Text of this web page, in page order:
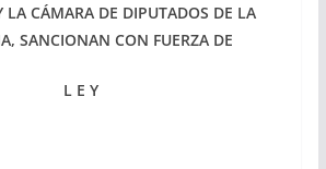
LA CÁMARA DE DIPUTADOS DE LA
SANCIONAN CON FUERZA DE
L E Y